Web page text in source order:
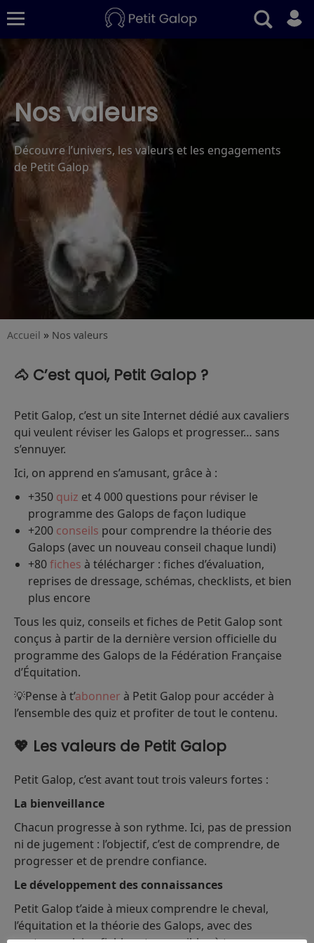
Quiz
Conseils
Fiches
S’abonner
Nos valeurs
Découvre l’univers, les valeurs et les engagements
de Petit Galop
Accueil » Nos valeurs
🐴 C’est quoi, Petit Galop ?
Petit Galop, c’est un site Internet dédié aux cavaliers
qui veulent réviser les Galops et progresser… sans
s’ennuyer.
Ici, on apprend en s’amusant, grâce à :
+350 quiz et 4 000 questions pour réviser le
programme des Galops de façon ludique
+200 conseils pour comprendre la théorie des
Galops (avec un nouveau conseil chaque lundi)
+80fiches à télécharger : fiches d’évaluation,
reprises de dressage, schémas, checklists, et bien
plus encore
Tous les quiz, conseils et fiches de Petit Galop sont
conçus à partir de la dernière version officielle du
programme des Galops de la Fédération Française
d’Équitation.
💡Pense à t’abonner à Petit Galop pour accéder à
l’ensemble des quiz et profiter de tout le contenu.
💖 Les valeurs de Petit Galop
Petit Galop, c’est avant tout trois valeurs fortes :
La bienveillance
Chacun progresse à son rythme. Ici, pas de pression
ni de jugement : l’objectif, c’est de comprendre, de
progresser et de prendre confiance.
Le développement des connaissances
Petit Galop t’aide à mieux comprendre le cheval,
l’équitation et la théorie des Galops, avec des